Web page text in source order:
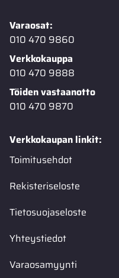
Varaosat:
010 470 9860
Verkkokauppa
010 470 9888
Töiden vastaanotto
010 470 9870
Verkkokaupan linkit:
Toimitusehdot
Rekisteriseloste
Tietosuojaseloste
Yhteystiedot
Varaosamyynti